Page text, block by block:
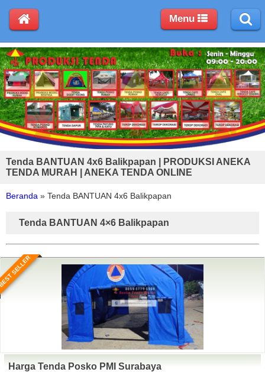
Tenda BANTUAN 4x6 Balikpapan | PRODUKSI ANEKA
TENDA MURAH | ANEKA TENDA ONLINE
Beranda » Tenda BANTUAN 4x6 Balikpapan
Tenda BANTUAN 4×6 Balikpapan
SELLER
Harga Tenda Posko PMI Surabaya
Menu